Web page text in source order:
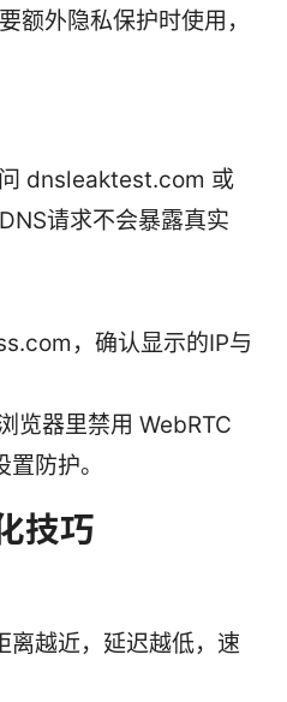
额外隐私保护时使用，
dnsleaktest.com 或
请求不会暴露真实
，确认显示的IP与
览器里禁用 WebRTC
防护。
技巧
离越近，延迟越低，速